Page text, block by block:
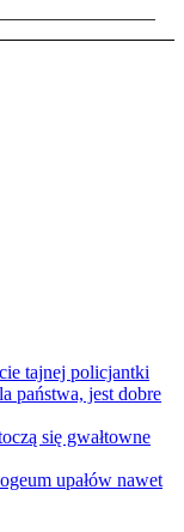
tajnej policjantki
państwa, jest dobre
się gwałtowne
upałów nawet